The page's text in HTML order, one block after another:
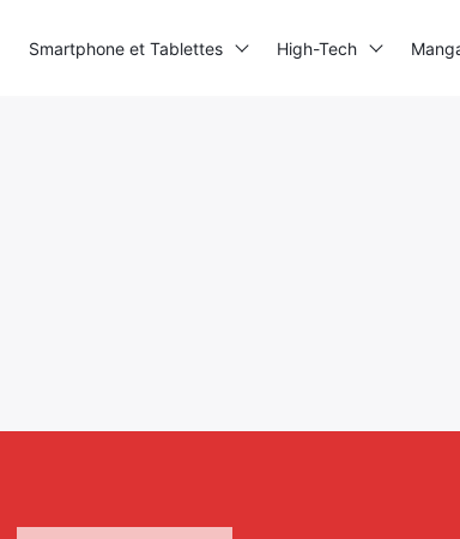
Smartphone et Tablettes High-Tech